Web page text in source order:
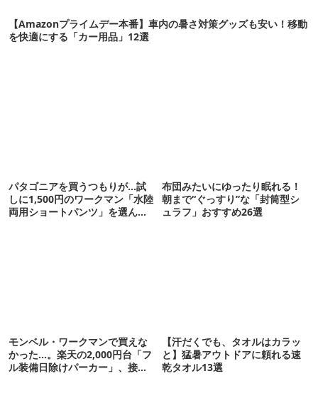
【Amazonプライムデー本番】車内の暑さ対策グッズも安い！移動
を快適にする「カー用品」12選
パタゴニアを買うつもりが…試
しに1,500円のワークマン「水陸
両用ショートパンツ」を選んだ
布団みたいにゆったり眠れる！
朝まで“ぐっすり”な「封筒型シ
ュラフ」おすすめ26選
モンベル・ワークマンで買えな
かった…。楽天の2,000円台「フ
ル装備日除けパーカー」、接触
【汗だくでも、タオルはカラッ
と】猛暑アウトドアに頼れる速
乾タオル13選